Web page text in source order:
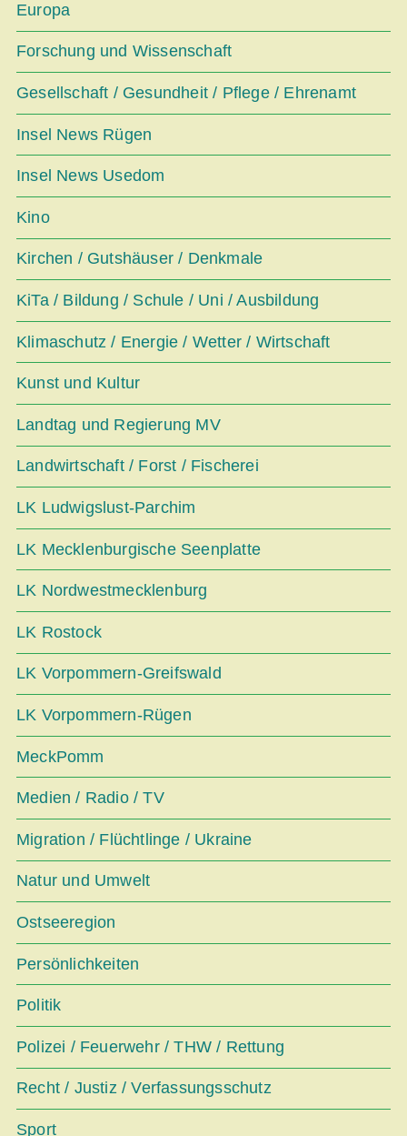
Europa
Forschung und Wissenschaft
Gesellschaft / Gesundheit / Pflege / Ehrenamt
Insel News Rügen
Insel News Usedom
Kino
Kirchen / Gutshäuser / Denkmale
KiTa / Bildung / Schule / Uni / Ausbildung
Klimaschutz / Energie / Wetter / Wirtschaft
Kunst und Kultur
Landtag und Regierung MV
Landwirtschaft / Forst / Fischerei
LK Ludwigslust-Parchim
LK Mecklenburgische Seenplatte
LK Nordwestmecklenburg
LK Rostock
LK Vorpommern-Greifswald
LK Vorpommern-Rügen
MeckPomm
Medien / Radio / TV
Migration / Flüchtlinge / Ukraine
Natur und Umwelt
Ostseeregion
Persönlichkeiten
Politik
Polizei / Feuerwehr / THW / Rettung
Recht / Justiz / Verfassungsschutz
Sport